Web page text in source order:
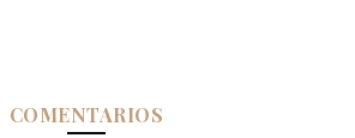
COMENTARIOS